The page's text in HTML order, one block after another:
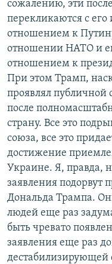
сожалению, эти
перекликаются с
отношением к
отношении НАТО и
отношением к
При этом Трамп,
проявлял
после
страну. Все это
союза, все это
достижение
Украине. Я, правда,
заявления
Дональда Трампа.
людей еще раз
быть чревато
заявления еще раз
дестабилизирующей